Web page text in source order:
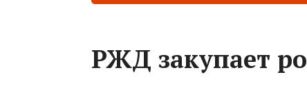
РЖД закупает